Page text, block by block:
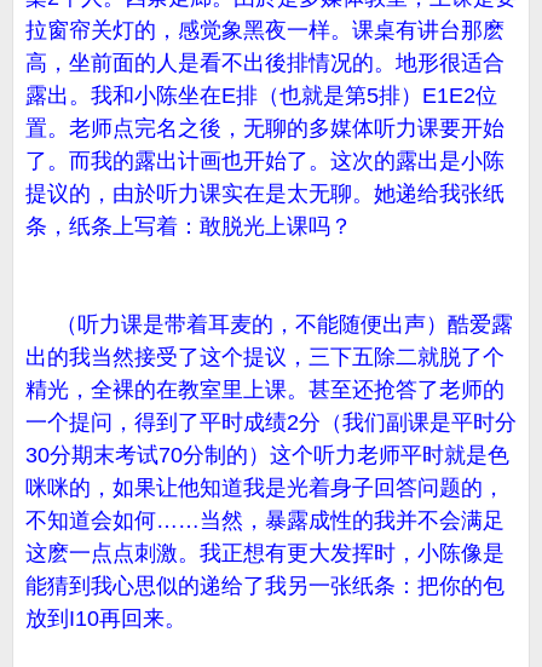
拉窗帘关灯的，感觉象黑夜一样。课桌有讲台那麽
高，坐前面的人是看不出後排情况的。地形很适合
露出。我和小陈坐在E排（也就是第5排）E1E2位
置。老师点完名之後，无聊的多媒体听力课要开始
了。而我的露出计画也开始了。这次的露出是小陈
提议的，由於听力课实在是太无聊。她递给我张纸
条，纸条上写着：敢脱光上课吗？
（听力课是带着耳麦的，不能随便出声）酷爱露
出的我当然接受了这个提议，三下五除二就脱了个
精光，全裸的在教室里上课。甚至还抢答了老师的
一个提问，得到了平时成绩2分（我们副课是平时分
30分期末考试70分制的）这个听力老师平时就是色
咪咪的，如果让他知道我是光着身子回答问题的，
不知道会如何……当然，暴露成性的我并不会满足
这麽一点点刺激。我正想有更大发挥时，小陈像是
能猜到我心思似的递给了我另一张纸条：把你的包
放到I10再回来。